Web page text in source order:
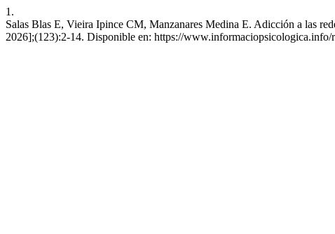
1.
Salas Blas E, Vieira Ipince CM, Manzanares Medina E. Adicción a las
2026];(123):2-14. Disponible en: https://www.informaciopsicologica.info/